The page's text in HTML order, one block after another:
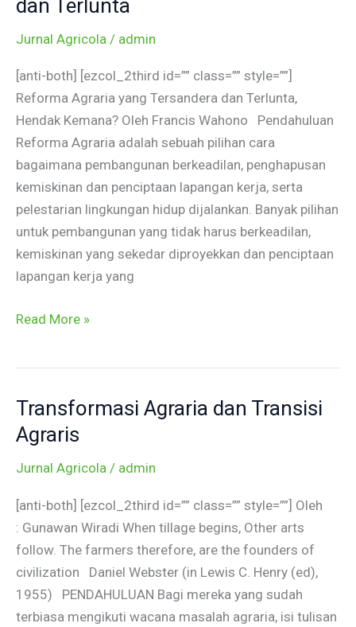
dan Terlunta
Jurnal Agricola / admin
[anti-both] [ezcol_2third id=”” class=”” style=””]
Reforma Agraria yang Tersandera dan Terlunta,
Hendak Kemana? Oleh Francis Wahono Pendahuluan
Reforma Agraria adalah sebuah pilihan cara
bagaimana pembangunan berkeadilan, penghapusan
kemiskinan dan penciptaan lapangan kerja, serta
pelestarian lingkungan hidup dijalankan. Banyak pilihan
untuk pembangunan yang tidak harus berkeadilan,
kemiskinan yang sekedar diproyekkan dan penciptaan
lapangan kerja yang
Tersandera
dan
Terlunta
Read More »
Transformasi Agraria dan Transisi
Agraris
Jurnal Agricola / admin
[anti-both] [ezcol_2third id=”” class=”” style=””] Oleh
: Gunawan Wiradi When tillage begins, Other arts
follow. The farmers therefore, are the founders of
civilization Daniel Webster (in Lewis C. Henry (ed),
1955) PENDAHULUAN Bagi mereka yang sudah
terbiasa mengikuti wacana masalah agraria, isi tulisan
Transformasi
Agraria
dan
Transisi
Agraris